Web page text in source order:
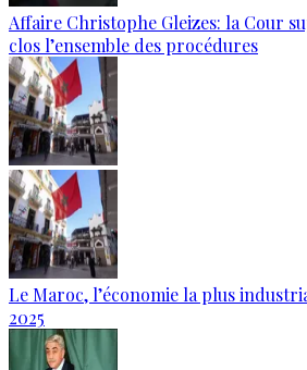
Affaire Christophe Gleizes: la Cour
clos l’ensemble des procédures
Le Maroc, l’économie la plus
2025